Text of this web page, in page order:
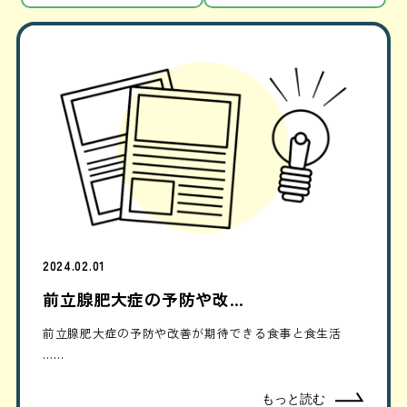
2024.02.01
前立腺肥大症の予防や改…
前立腺肥大症の予防や改善が期待できる食事と食生活
……
もっと読む